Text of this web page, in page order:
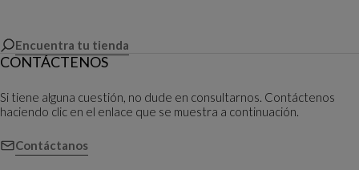
Encuentra tu tienda
CONTÁCTENOS
Si tiene alguna cuestión, no dude en consultarnos. Contáctenos
haciendo clic en el enlace que se muestra a continuación.
Contáctanos